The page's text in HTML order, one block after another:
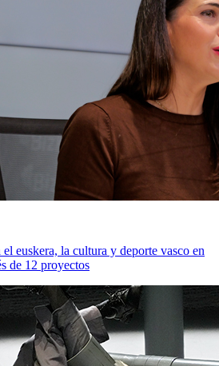
euskera, la cultura y deporte vasco en
de 12 proyectos